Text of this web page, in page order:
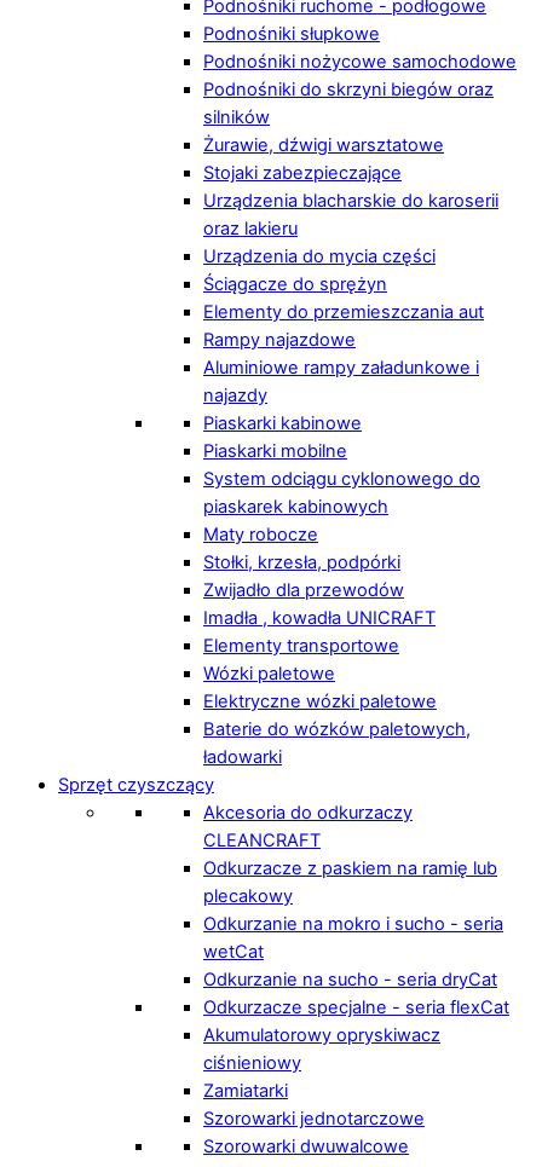
Podnośniki ruchome - podłogowe
Podnośniki słupkowe
Podnośniki nożycowe samochodowe
Podnośniki do skrzyni biegów oraz
silników
Żurawie, dźwigi warsztatowe
Stojaki zabezpieczające
Urządzenia blacharskie do karoserii
oraz lakieru
Urządzenia do mycia części
Ściągacze do sprężyn
Elementy do przemieszczania aut
Rampy najazdowe
Aluminiowe rampy załadunkowe i
najazdy
Piaskarki kabinowe
Piaskarki mobilne
System odciągu cyklonowego do
piaskarek kabinowych
Maty robocze
Stołki, krzesła, podpórki
Zwijadło dla przewodów
Imadła , kowadła UNICRAFT
Elementy transportowe
Wózki paletowe
Elektryczne wózki paletowe
Baterie do wózków paletowych,
ładowarki
Sprzęt czyszczący
Akcesoria do odkurzaczy
CLEANCRAFT
Odkurzacze z paskiem na ramię lub
plecakowy
Odkurzanie na mokro i sucho - seria
wetCat
Odkurzanie na sucho - seria dryCat
Odkurzacze specjalne - seria flexCat
Akumulatorowy opryskiwacz
ciśnieniowy
Zamiatarki
Szorowarki jednotarczowe
Szorowarki dwuwalcowe